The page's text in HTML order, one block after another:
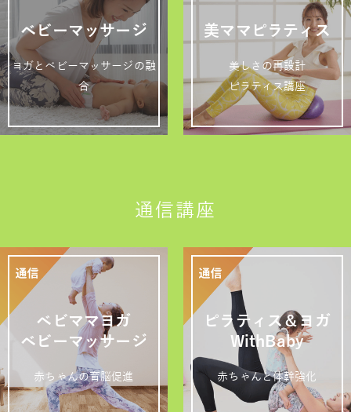
ベビーマッサージ
ヨガとベビーマッサージの融
合
美ママピラティス
美しさの再設計
ピラティス講座
通信講座
ベビママヨガ
ベビーマッサージ
赤ちゃんの育脳促進
ピラティス＆ヨガ
WithBaby
赤ちゃんと体幹強化